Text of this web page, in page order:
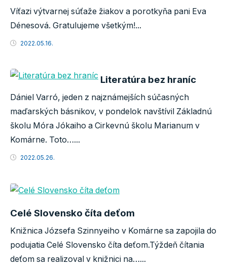
Víťazi výtvarnej súťaže žiakov a porotkyňa pani Eva
Dénesová. Gratulujeme všetkým!...
2022.05.16.
Literatúra bez hraníc
Dániel Varró, jeden z najznámejších súčasných
maďarských básnikov, v pondelok navštívil Základnú
školu Móra Jókaiho a Cirkevnú školu Marianum v
Komárne. Toto…...
2022.05.26.
Celé Slovensko číta deťom
Knižnica Józsefa Szinnyeiho v Komárne sa zapojila do
podujatia Celé Slovensko číta deťom.Týždeň čítania
deťom sa realizoval v knižnici na…...